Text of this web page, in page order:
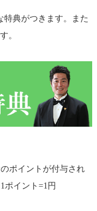
特典がつきます。また
。
ポイントが付与され
ポイント=1円